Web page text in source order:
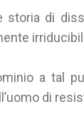
storia di
a tal
di